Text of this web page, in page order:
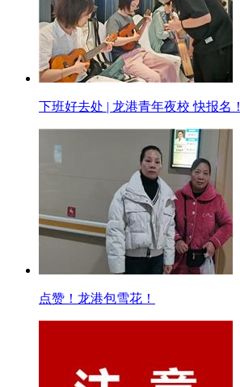
下班好去处 | 龙港青年夜校 快报名！
点赞！龙港包雪花！